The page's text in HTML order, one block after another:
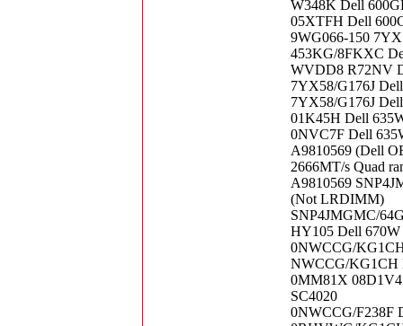
W348K Dell
05XTFH Dell
9WG066-150
453KG/8FKXC
WVDD8 R72NV
7YX58/G176J
7YX58/G176J
01K45H Dell
0NVC7F Dell
A9810569 (Dell
2666MT/s Quad
A9810569
(Not LRDIMM)
SNP4JMGMC/
HY105 Dell 670W
0NWCCG/
NWCCG/KG1CH
0MM81X 08D1V4
SC4020
0NWCCG/F238F